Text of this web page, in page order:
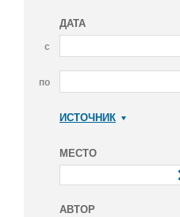
ДАТА
с
по
ИСТОЧНИК
МЕСТО
АВТОР